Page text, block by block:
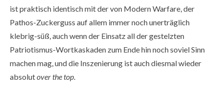
ist praktisch identisch mit der von Modern Warfare, der
Pathos-Zuckerguss auf allem immer noch unerträglich
klebrig-süß, auch wenn der Einsatz all der gestelzten
Patriotismus-Wortkaskaden zum Ende hin noch soviel Sinn
machen mag, und die Inszenierung ist auch diesmal wieder
absolutover the top.